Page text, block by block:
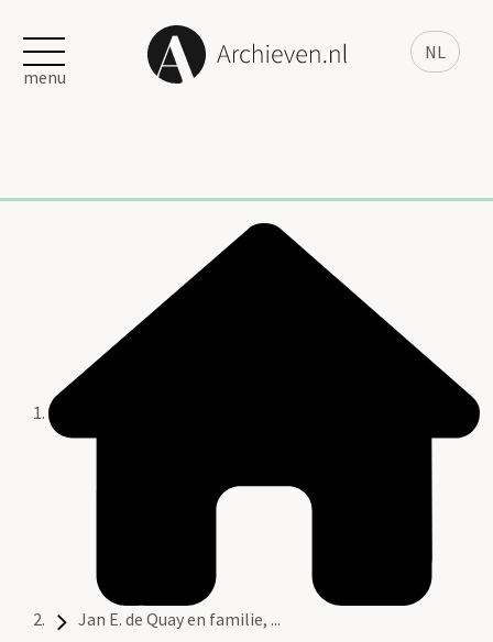
NL
menu
Jan E. de Quay en familie, ...